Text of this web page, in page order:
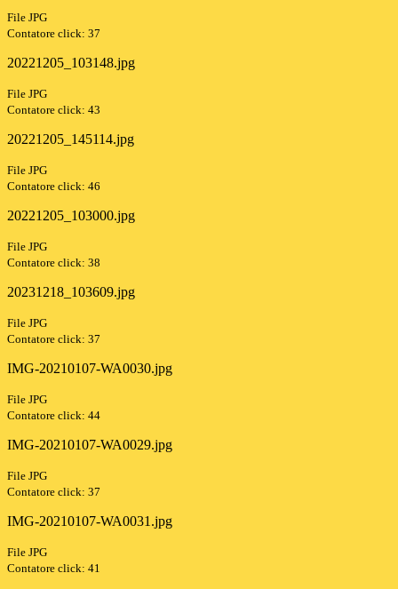
File JPG
Contatore click: 37
20221205_103148.jpg
File JPG
Contatore click: 43
20221205_145114.jpg
File JPG
Contatore click: 46
20221205_103000.jpg
File JPG
Contatore click: 38
20231218_103609.jpg
File JPG
Contatore click: 37
IMG-20210107-WA0030.jpg
File JPG
Contatore click: 44
IMG-20210107-WA0029.jpg
File JPG
Contatore click: 37
IMG-20210107-WA0031.jpg
File JPG
Contatore click: 41